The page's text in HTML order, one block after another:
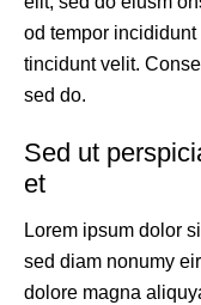
od tempor
tincidunt velit.
sed do.
Sed ut
et
Lorem ipsum dolor
sed diam nonumy
dolore magna